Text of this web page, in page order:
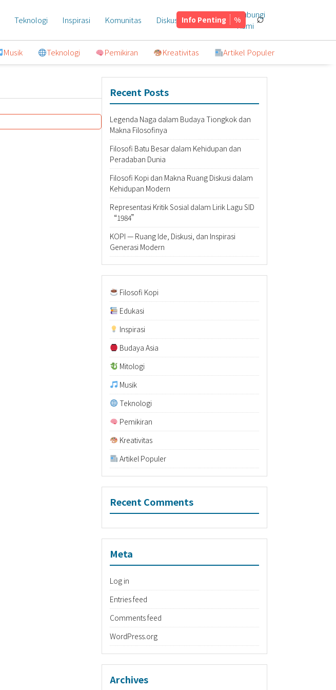
Teknologi Inspirasi Komunitas Diskusi Tentang
Hubungi
Kami
⌕
Info Penting
Musik Teknologi Pemikiran Kreativitas Artikel Populer
Recent Posts
Legenda Naga dalam Budaya Tiongkok dan
Makna Filosofinya
Filosofi Batu Besar dalam Kehidupan dan
Peradaban Dunia
Filosofi Kopi dan Makna Ruang Diskusi dalam
Kehidupan Modern
Representasi Kritik Sosial dalam Lirik Lagu SID
“1984”
KOPI — Ruang Ide, Diskusi, dan Inspirasi
Generasi Modern
Filosofi Kopi
Edukasi
Inspirasi
Budaya Asia
Mitologi
Musik
Teknologi
Pemikiran
Kreativitas
Artikel Populer
Recent Comments
Meta
Log in
Entries feed
Comments feed
WordPress.org
Archives